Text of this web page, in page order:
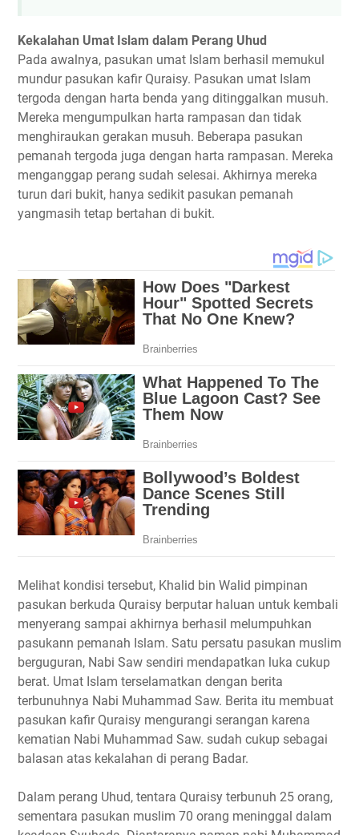
Kekalahan Umat Islam dalam Perang Uhud
Pada awalnya, pasukan umat Islam berhasil memukul
mundur pasukan kafir Quraisy. Pasukan umat Islam
tergoda dengan harta benda yang ditinggalkan musuh.
Mereka mengumpulkan harta rampasan dan tidak
menghiraukan gerakan musuh. Beberapa pasukan
pemanah tergoda juga dengan harta rampasan. Mereka
menganggap perang sudah selesai. Akhirnya mereka
turun dari bukit, hanya sedikit pasukan pemanah
yangmasih tetap bertahan di bukit.
Melihat kondisi tersebut, Khalid bin Walid pimpinan
pasukan berkuda Quraisy berputar haluan untuk kembali
menyerang sampai akhirnya berhasil melumpuhkan
pasukann pemanah Islam. Satu persatu pasukan muslim
berguguran, Nabi Saw sendiri mendapatkan luka cukup
berat. Umat Islam terselamatkan dengan berita
terbunuhnya Nabi Muhammad Saw. Berita itu membuat
pasukan kafir Quraisy mengurangi serangan karena
kematian Nabi Muhammad Saw. sudah cukup sebagai
balasan atas kekalahan di perang Badar.
Dalam perang Uhud, tentara Quraisy terbunuh 25 orang,
sementara pasukan muslim 70 orang meninggal dalam